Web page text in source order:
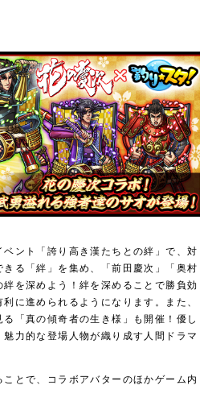
ント「誇り高き漢たちとの絆」で、対
る「絆」を集め、「前田慶次」「奥村
を深めよう！絆を深めることで勝負効
に進められるようになります。また、
る「真の傾奇者の生き様」も開催！優し
力的な登場人物が織り成す人間ドラマ
とで、コラボアバターのほかゲーム内